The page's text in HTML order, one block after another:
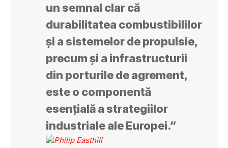
un semnal clar că
durabilitatea combustibililor
și a sistemelor de propulsie,
precum și a infrastructurii
din porturile de agrement,
este o componentă
esențială a strategiilor
industriale ale Europei.”